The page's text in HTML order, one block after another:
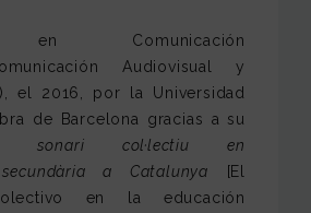
en Comunicación
Audiovisual y
el 2016, por la Universidad
de Barcelona gracias a su
sonari col·lectiu en
secundària a Catalunya [El
en la educación